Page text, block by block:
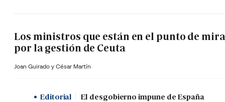
Los ministros que están en el punto de mira
por la gestión de Ceuta
Joan Guirado y César Martín
Editorial El desgobierno impune de España